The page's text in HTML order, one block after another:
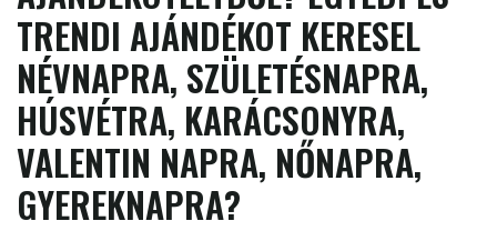
TRENDI AJÁNDÉKOT KERESEL
NÉVNAPRA, SZÜLETÉSNAPRA,
HÚSVÉTRA, KARÁCSONYRA,
VALENTIN NAPRA, NŐNAPRA,
GYEREKNAPRA?